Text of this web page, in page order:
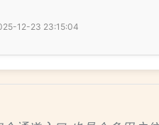
12-23 23:15:04